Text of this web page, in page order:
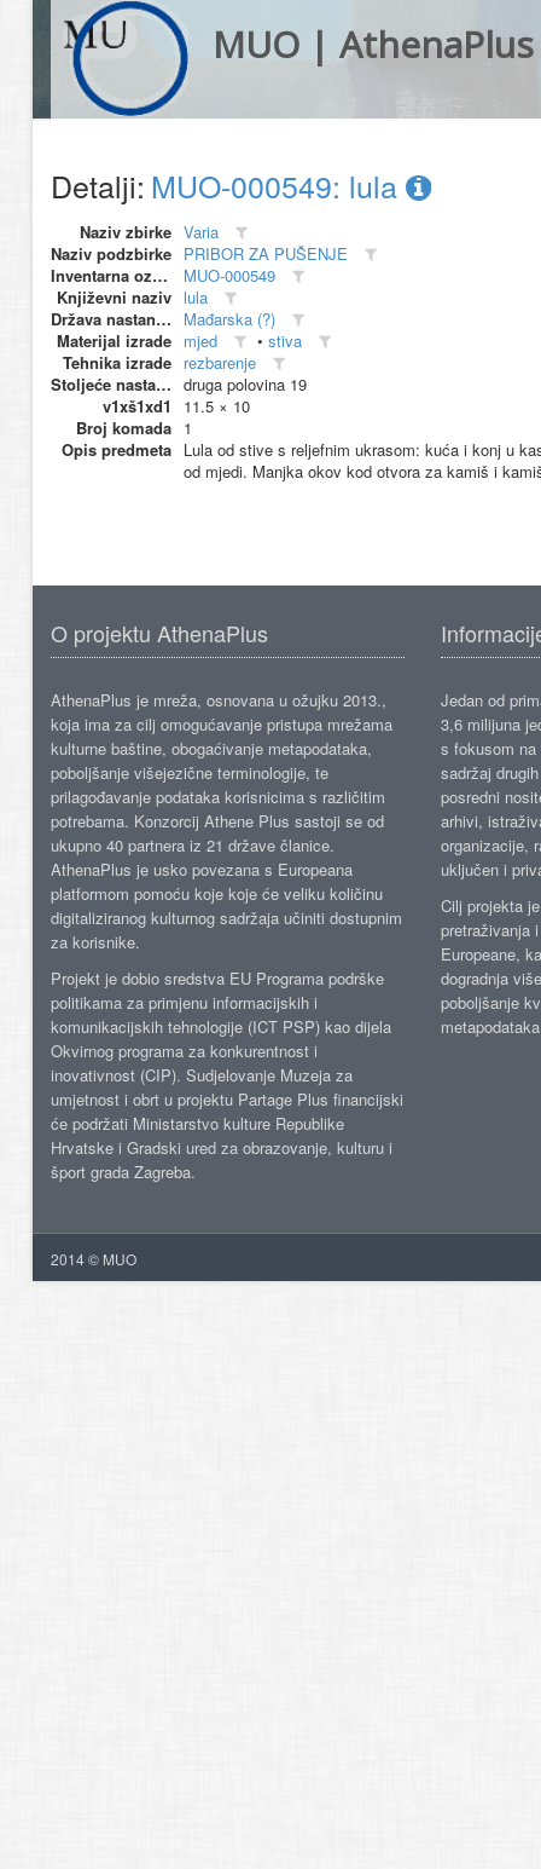
MUO | AthenaPlus
Detalji: MUO-000549: lula
Naziv zbirke Varia
Naziv podzbirke PRIBOR ZA PUŠENJE
Inventarna oznaka
MUO-000549
Književni naziv lula
Država nastanka
Mađarska (?)
Materijal izrade mjed • stiva
Tehnika izrade rezbarenje
Stoljeće nastanka druga polovina 19
v1xš1xd1
11.5 × 10
Broj komada 1
Opis predmeta Lula od stive s reljefnim ukrasom: kuća i konj u
od mjedi. Manjka okov kod otvora za kamiš i
O projektu AthenaPlus
AthenaPlus je mreža, osnovana u ožujku 2013.,
koja ima za cilj omogućavanje pristupa mrežama
kulturne baštine, obogaćivanje metapodataka,
poboljšanje višejezične terminologije, te
prilagođavanje podataka korisnicima s različitim
potrebama. Konzorcij Athene Plus sastoji se od
ukupno 40 partnera iz 21 države članice.
AthenaPlus je usko povezana s Europeana
platformom pomoću koje koje će veliku količinu
digitaliziranog kulturnog sadržaja učiniti dostupnim
za korisnike.
Projekt je dobio sredstva EU Programa podrške
politikama za primjenu informacijskih i
komunikacijskih tehnologije (ICT PSP) kao dijela
Okvirnog programa za konkurentnost i
inovativnost (CIP). Sudjelovanje Muzeja za
umjetnost i obrt u projektu Partage Plus financijski
će podržati Ministarstvo kulture Republike
Hrvatske i Gradski ured za obrazovanje, kulturu i
šport grada Zagreba.
Jedan od
3,6 milijuna
s fokusom
sadržaj
posredni
arhivi,
organizacije,
uključen i
Cilj projekta
pretraživanja
Europeane,
dogradnja
poboljšanje
2014 © MUO